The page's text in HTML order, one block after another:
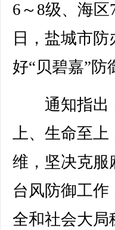
6～8级、海
日，盐城市
好“贝碧嘉”防
通知指出，
上、生命至上
维，坚决克服
台风防御工
全和社会大局